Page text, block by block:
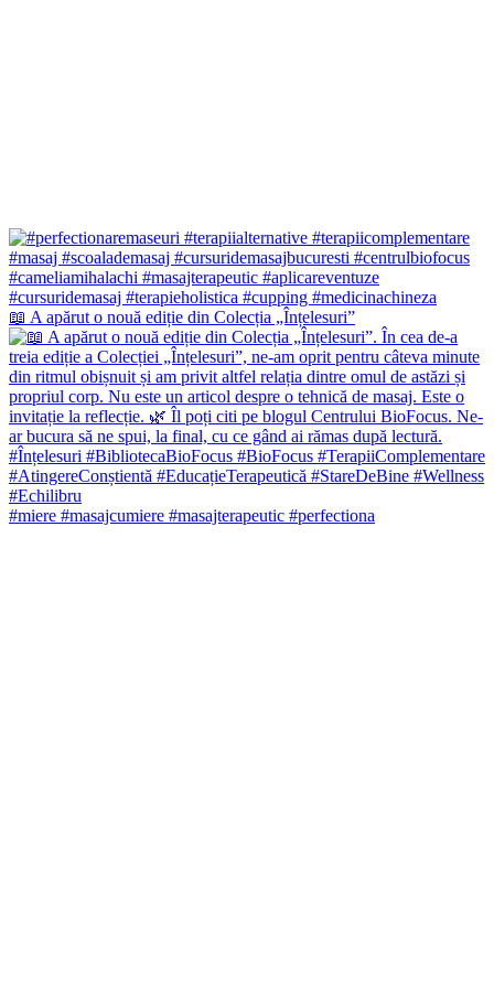
📖 A apărut o nouă ediție din Colecția „Înțelesuri”
#miere #masajcumiere #masajterapeutic #perfectiona